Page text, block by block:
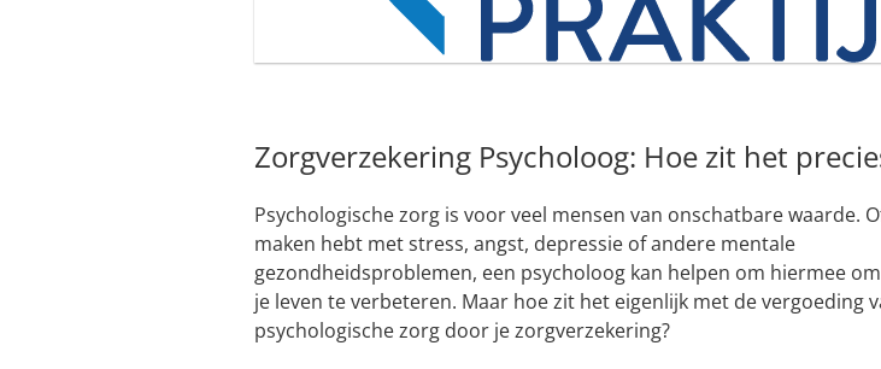
Zorgverzekering Psycholoog: Hoe zit het
Psychologische zorg is voor veel mensen van onschatbare waarde.
maken hebt met stress, angst, depressie of andere mentale
gezondheidsproblemen, een psycholoog kan helpen om hiermee
je leven te verbeteren. Maar hoe zit het eigenlijk met de vergoeding
psychologische zorg door je zorgverzekering?